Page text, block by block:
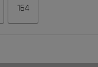
164